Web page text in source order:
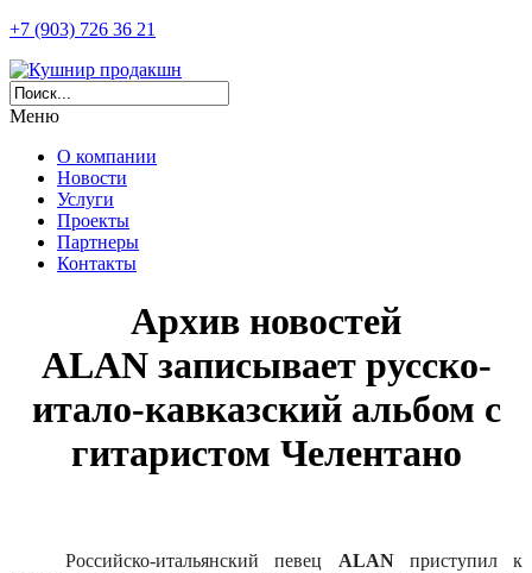
+7 (903) 726 36 21
Меню
О компании
Новости
Услуги
Проекты
Партнеры
Контакты
Архив новостей
ALAN записывает русско-
итало-кавказский альбом с
гитаристом Челентано
Российско-итальянский певец ALANприступил к